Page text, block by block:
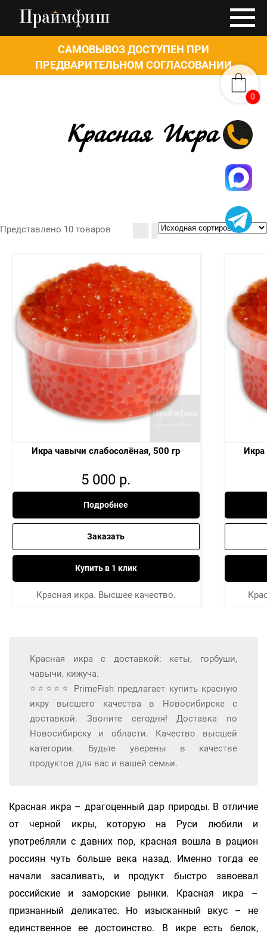
САМОВЫВОЗ ДОСТУПЕН ПРИ
ПРЕДВАРИТЕЛЬНОМ СОГЛАСОВАНИИ
Красная Икра
Красная икра с доставкой: кеты, горбуши,
чавычи, кижуча.
⭐⭐⭐⭐⭐ PrimeFish предлагает купить красную
икру высшего качества в Новосибирске с
доставкой. Звоните сегодня! Доставка по
Новосибирску и области. Качество высшей
категории. Будьте уверены в качестве
продуктов для вас и вашей семьи.
Красная икра – драгоценный дар природы. В отличие
от черной икры, которую на Руси любили и
употребляли с давних пор, красная вошла в рацион
россиян чуть больше века назад. Именно тогда ее
начали засаливать, и продукт быстро завоевал
российские и заморские рынки. Красная икра –
признанный деликатес. Но изысканный вкус – не
единственное ее достоинство. В икре есть белок,
Представлено 10 товаров
Икра чавычи слабосолёная, 500 гр
5 000 р.
Подробнее
Заказать
Купить в 1 клик
Красная икра. Высшее качество.
Икра
0